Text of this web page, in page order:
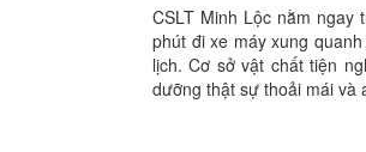
CSLT Minh Lộc nằm
phút đi xe máy xung
lịch. Cơ sở vật chất tiện
dưỡng thật sự thoải mái và